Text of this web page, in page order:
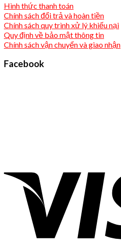
Hình thức thanh toán
Chính sách đổi trả và hoàn tiền
Chính sách quy trình xử lý khiếu nại
Quy định về bảo mật thông tin
Chính sách vận chuyển và giao nhận
Facebook